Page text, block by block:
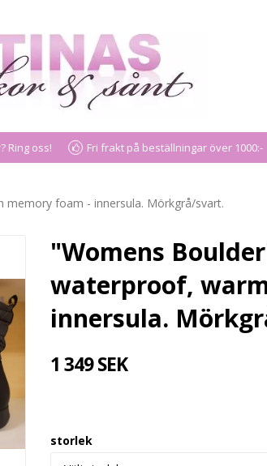
Ring oss! Fri frakt på beställningar över 1000:-
memory foam - innersula. Mörkgrå/svart.
"Womens
waterproof,
innersula.
1 349 SEK
storlek